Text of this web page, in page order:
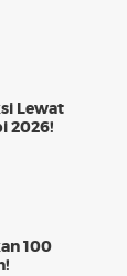
Lewat
2026!
100